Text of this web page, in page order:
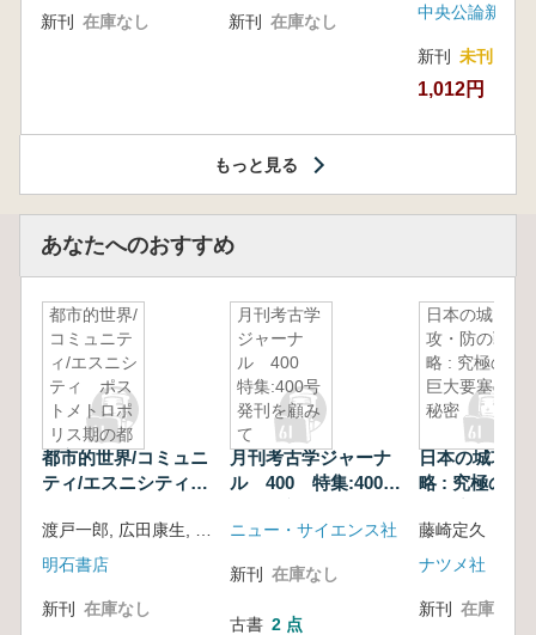
新刊 在庫なし 新刊 在庫なし
中央公論新社
新刊 未刊
1,012円
もっと見る
あなたへのおすすめ
都市的世界/
コミュニテ
ィ/エスニシ
ティ ポス
トメトロポ
リス期の都
市エスノグ
ラフィ集成
都市的世界/コミュニ
ティ/エスニシティ
期の都市エスノグラ
フィ集成
明石書店
新刊 在庫なし
月刊考古学
ジャーナ
ル 400
特集:400号
発刊を顧み
て
月刊考古学ジャーナ
ル 400 特集:400号
ニュー・サイエンス社
新刊 在庫なし
古書 2 点
日本の城
攻・防の戦
略 : 究極の
巨大要塞の
秘密
日本の城攻・
略 : 究極の巨
藤崎定久 著
ナツメ社
新刊 在庫なし